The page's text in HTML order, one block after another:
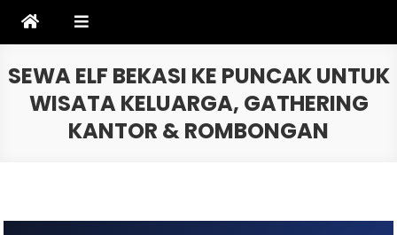
SEWA ELF BEKASI KE PUNCAK UNTUK
WISATA KELUARGA, GATHERING
KANTOR & ROMBONGAN